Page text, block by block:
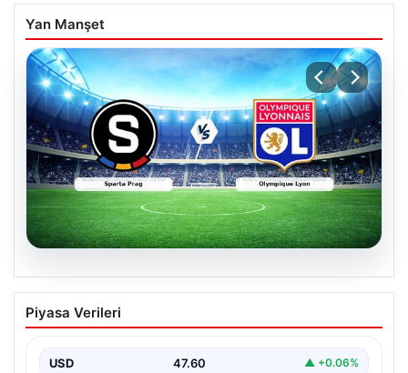
Yan Manşet
(Özet) Sparta Prag – Olympique Lyon
Maçı Özeti ve Tüm Önemli Anları
Piyasa Verileri
USD 47.60 ▲ +0.06%